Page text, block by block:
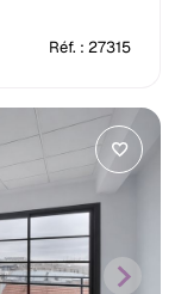
Réf. : 27315